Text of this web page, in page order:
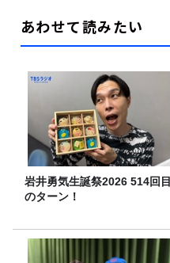
あわせて読みたい
岩井勇気生誕祭2026 514回目
のターン！